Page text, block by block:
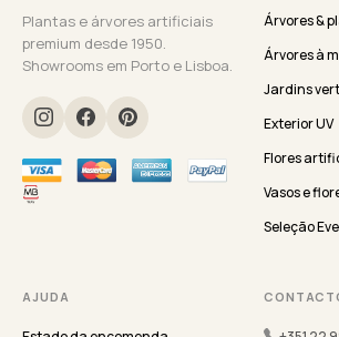
Plantas e árvores artificiais
premium desde 1950.
Showrooms em Porto e Lisboa.
Árvores &
Árvores à
Jardins
Exterior UV
Flores
Vasos e
Seleção
AJUDA